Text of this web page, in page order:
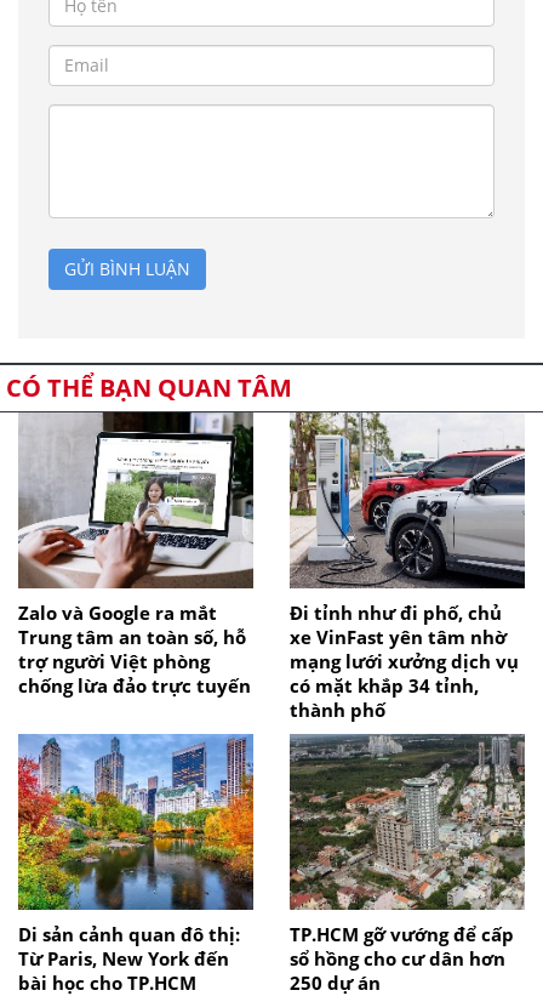
GỬI BÌNH LUẬN
CÓ THỂ BẠN QUAN TÂM
Zalo và Google ra mắt
Trung tâm an toàn số, hỗ
trợ người Việt phòng
chống lừa đảo trực tuyến
Đi tỉnh như đi phố, chủ
xe VinFast yên tâm nhờ
mạng lưới xưởng dịch vụ
có mặt khắp 34 tỉnh,
thành phố
Di sản cảnh quan đô thị:
Từ Paris, New York đến
bài học cho TP.HCM
TP.HCM gỡ vướng để cấp
sổ hồng cho cư dân hơn
250 dự án